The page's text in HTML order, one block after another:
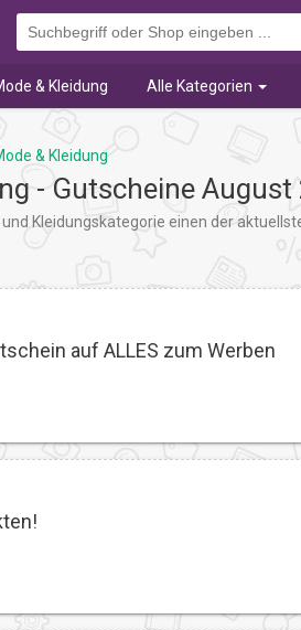
& Kleidung Alle Kategorien
& Kleidung
- Gutscheine
Kleidungskategorie einen der
auf ALLES zum Werben